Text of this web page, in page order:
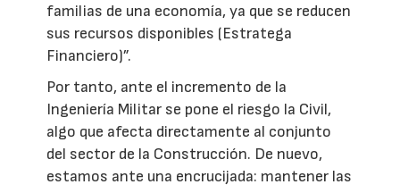
familias de una economía, ya que se reducen
sus recursos disponibles (Estratega
Financiero)”.
Por tanto, ante el incremento de la
Ingeniería Militar se pone el riesgo la Civil,
algo que afecta directamente al conjunto
del sector de la Construcción. De nuevo,
estamos ante una encrucijada: mantener las